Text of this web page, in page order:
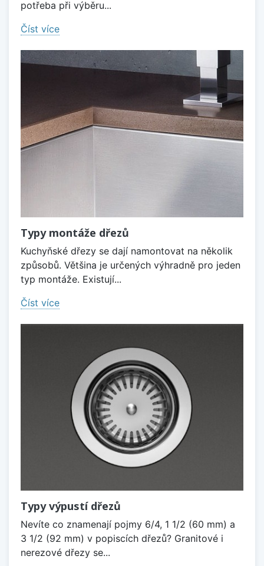
potřeba při výběru...
Číst více
Typy montáže dřezů
Kuchyňské dřezy se dají namontovat na několik
způsobů. Většina je určených výhradně pro jeden
typ montáže. Existují...
Číst více
Typy výpustí dřezů
Nevíte co znamenají pojmy 6/4, 1 1/2 (60 mm) a
3 1/2 (92 mm) v popiscích dřezů? Granitové i
nerezové dřezy se...